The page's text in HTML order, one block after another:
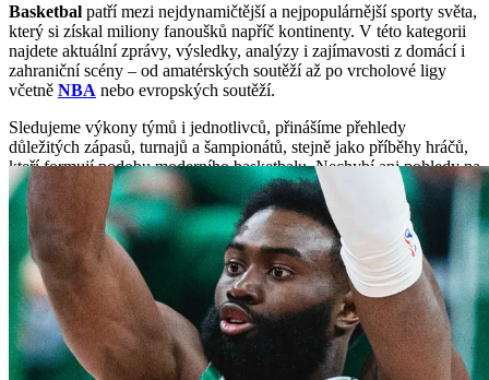
Basketbal patří mezi nejdynamičtější a nejpopulárnější sporty světa,
který si získal miliony fanoušků napříč kontinenty. V této kategorii
najdete aktuální zprávy, výsledky, analýzy i zajímavosti z domácí i
zahraniční scény – od amatérských soutěží až po vrcholové ligy
včetně NBA nebo evropských soutěží.
Sledujeme výkony týmů i jednotlivců, přinášíme přehledy
důležitých zápasů, turnajů a šampionátů, stejně jako příběhy hráčů,
kteří formují podobu moderního basketbalu. Nechybí ani pohledy na
taktiku, trendy ve hře a vývoj tohoto sportu, který se neustále
posouvá vpřed. Kategorie basketbal tak nabízí ucelený přehled pro
všechny, kteří chtějí být v obraze – ať už fandí lokálním týmům,
nebo sledují světovou špičku.